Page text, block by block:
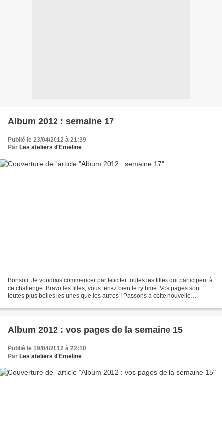
Album 2012 : semaine 17
Publié le 23/04/2012 à 21:39
Par Les ateliers d'Emeline
Bonsoir, Je voudrais commencer par féliciter toutes les filles qui participent à
ce challenge. Bravo les filles, vous tenez bien le rythme. Vos pages sont
toutes plus belles les unes que les autres ! Passons à cette nouvelle
Album 2012 : vos pages de la semaine 15
Publié le 19/04/2012 à 22:10
Par Les ateliers d'Emeline